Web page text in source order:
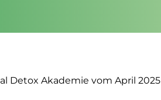
Detox Akademie vom April 2025